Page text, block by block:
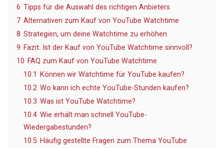
6 Tipps für die Auswahl des richtigen Anbieters
7 Alternativen zum Kauf von YouTube Watchtime
8 Strategien, um deine Watchtime zu erhöhen
9 Fazit: Ist der Kauf von YouTube Watchtime sinnvoll?
10 FAQ zum Kauf von YouTube Watchtime
10.1
Können wir Watchtime für YouTube kaufen?
10.2 Wo kann ich echte YouTube-Stunden kaufen?
10.3 Was ist YouTube Watchtime?
10.4 Wie erhält man schnell YouTube-
Wiedergabestunden?
10.5 Häufig gestellte Fragen zum Thema YouTube